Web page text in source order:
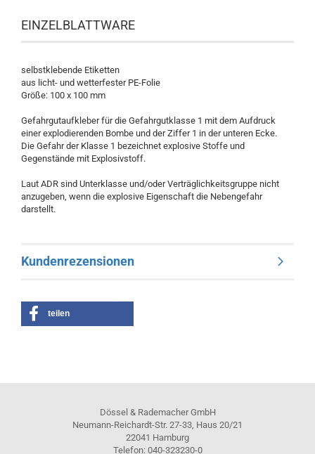
EINZELBLATTWARE
selbstklebende Etiketten
aus licht- und wetterfester PE-Folie
Größe: 100 x 100 mm
Gefahrgutaufkleber für die Gefahrgutklasse 1 mit dem Aufdruck
einer explodierenden Bombe und der Ziffer 1 in der unteren Ecke.
Die Gefahr der Klasse 1 bezeichnet explosive Stoffe und
Gegenstände mit Explosivstoff.
Laut ADR sind Unterklasse und/oder Verträglichkeitsgruppe nicht
anzugeben, wenn die explosive Eigenschaft die Nebengefahr
darstellt.
Kundenrezensionen
teilen
Dössel & Rademacher GmbH
Neumann-Reichardt-Str. 27-33, Haus 20/21
22041 Hamburg
Telefon: 040-323230-0